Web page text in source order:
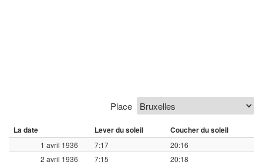
Place
La date Lever du soleil Coucher du soleil
1 avril 1936 7:17
20:16
2 avril 1936
7:15
20:18